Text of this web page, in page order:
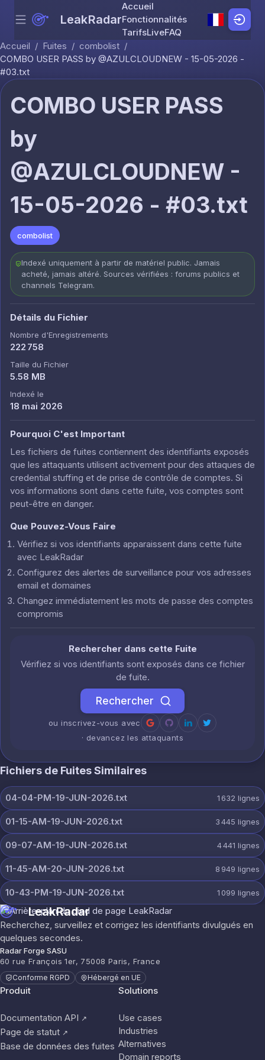
Skip to content
Menu LeakRadar
Accueil
Fonctionnalités
TarifsLiveFAQ
Accueil / Fuites / combolist /
COMBO USER PASS by @AZULCLOUDNEW - 15-05-2026 -
#03.txt
COMBO USER PASS
by
@AZULCLOUDNEW -
15-05-2026 - #03.txt
combolist
Indexé uniquement à partir de matériel public. Jamais
acheté, jamais altéré. Sources vérifiées : forums publics et
channels Telegram.
Détails du Fichier
Nombre d'Enregistrements
222 758
Taille du Fichier
5.58 MB
Indexé le
18 mai 2026
Pourquoi C'est Important
Les fichiers de fuites contiennent des identifiants exposés
que les attaquants utilisent activement pour des attaques de
credential stuffing et de prise de contrôle de comptes. Si
vos informations sont dans cette fuite, vos comptes sont
peut-être en danger.
Que Pouvez-Vous Faire
Vérifiez si vos identifiants apparaissent dans cette fuite
avec LeakRadar
Configurez des alertes de surveillance pour vos adresses
email et domaines
Changez immédiatement les mots de passe des comptes
compromis
Rechercher dans cette Fuite
Vérifiez si vos identifiants sont exposés dans ce fichier
de fuite.
Rechercher
ou inscrivez-vous avec
· devancez les attaquants
Fichiers de Fuites Similaires
04-04-PM-19-JUN-2026.txt 1 632 lignes
01-15-AM-19-JUN-2026.txt 3 445 lignes
09-07-AM-19-JUN-2026.txt 4 441 lignes
11-45-AM-20-JUN-2026.txt 8 949 lignes
10-43-PM-19-JUN-2026.txt 1 099 lignes
LeakRadar
Recherchez, surveillez et corrigez les identifiants divulgués en
quelques secondes.
Radar Forge SASU
60 rue François 1er, 75008 Paris, France
Conforme RGPD Hébergé en UE
Produit
Documentation API ↗
Page de statut ↗
Base de données des fuites
Solutions
Use cases
Industries
Alternatives
Domain reports